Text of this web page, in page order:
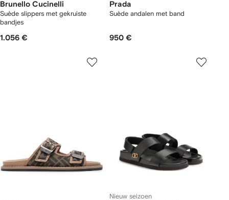
Brunello Cucinelli
Suède slippers met gekruiste
bandjes
1.056 €
Prada
Suède andalen met band
950 €
Nieuw seizoen